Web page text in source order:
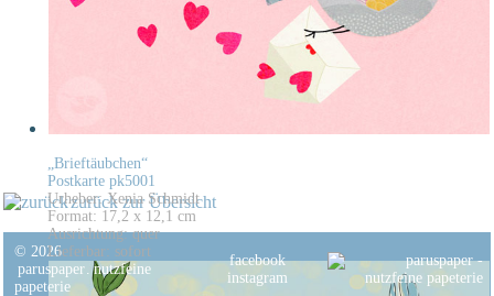
„Brieftäubchen“
Postkarte pk5001
Urheber: Xenia Schmidt
Format: 17,2 x 12,1 cm
Ausrichtung: quer
Lieferbar: sofort
zurück zur Übersicht
© 2026
paruspaper. nutzfeine
papeterie
facebook
instagram